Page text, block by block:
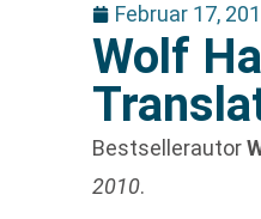
Februar 17,
Wolf
Bestsellerautor
2010.